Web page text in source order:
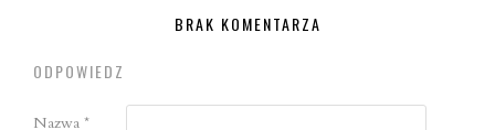
BRAK KOMENTARZA
ODPOWIEDZ
Nazwa *